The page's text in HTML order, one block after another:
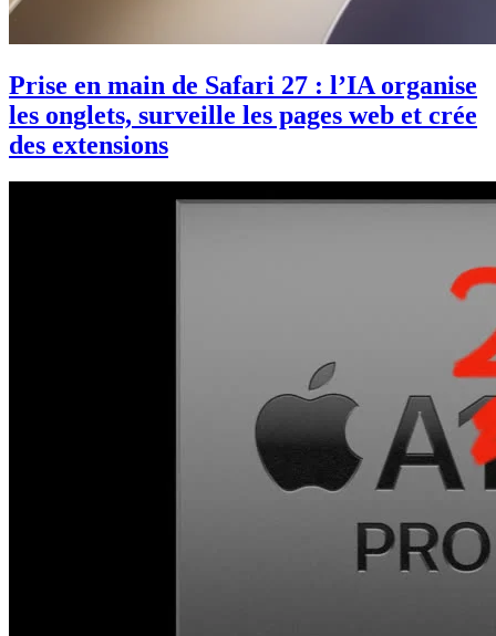
Prise en main de Safari 27 : l’IA organise
les onglets, surveille les pages web et crée
des extensions